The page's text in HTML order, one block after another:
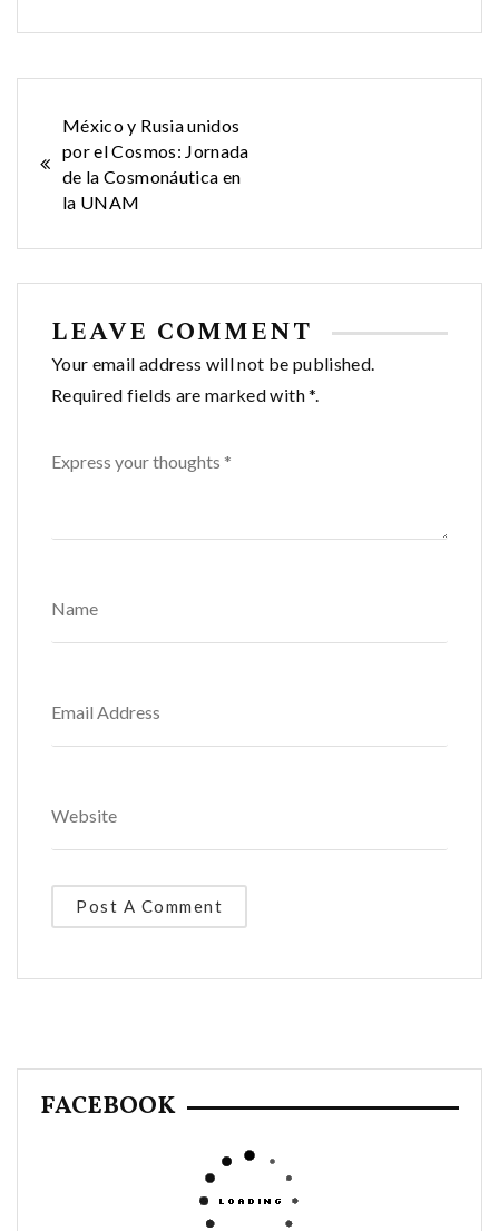
Navegación
de
entradas
México y Rusia unidos
por el Cosmos: Jornada
de la Cosmonáutica en
la UNAM
LEAVE COMMENT
Your email address will not be published.
Required fields are marked with *.
FACEBOOK